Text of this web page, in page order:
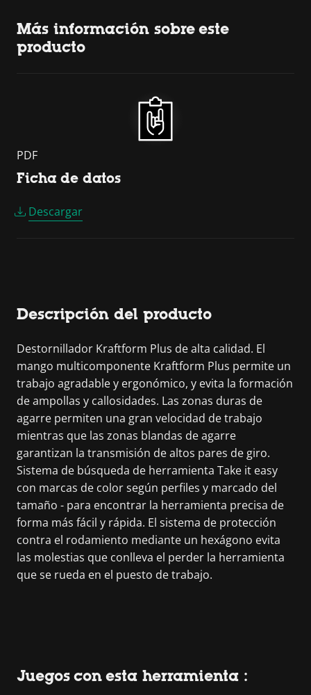
Más información sobre este
producto
PDF
Ficha de datos
Descargar
Descripción del producto
Destornillador Kraftform Plus de alta calidad. El
mango multicomponente Kraftform Plus permite un
trabajo agradable y ergonómico, y evita la formación
de ampollas y callosidades. Las zonas duras de
agarre permiten una gran velocidad de trabajo
mientras que las zonas blandas de agarre
garantizan la transmisión de altos pares de giro.
Sistema de búsqueda de herramienta Take it easy
con marcas de color según perfiles y marcado del
tamaño - para encontrar la herramienta precisa de
forma más fácil y rápida. El sistema de protección
contra el rodamiento mediante un hexágono evita
las molestias que conlleva el perder la herramienta
que se rueda en el puesto de trabajo.
Juegos con esta herramienta :